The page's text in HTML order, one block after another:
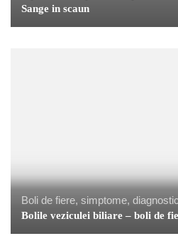
Sange in scaun
Boli de fiere, simptome, diagnostic
Bolile veziculei biliare – boli de